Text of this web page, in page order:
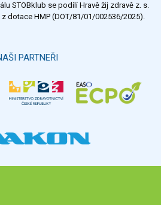
Všechny ankety
STOBklub se podílí Hravě žij zdravě z. s.
dotace HMP (DOT/81/01/002536/2025).
PARTNEŘI